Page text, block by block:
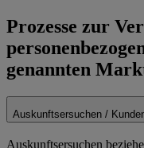
Prozesse zur
genannten
Auskunftsersuchen /
Auskunftsersuchen